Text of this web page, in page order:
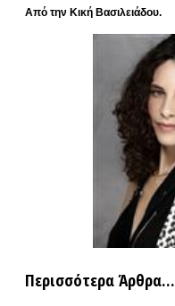
Από την Κική Βασιλειάδου.
Περισσότερα Άρθρα...